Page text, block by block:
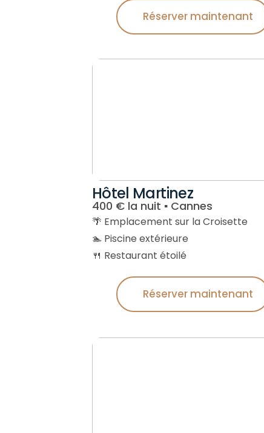
Réserver maintenant
Hôtel Martinez
400 € la nuit ▪︎ Cannes
🌴 Emplacement sur la Croisette
🏊 Piscine extérieure
🍴 Restaurant étoilé
Réserver maintenant